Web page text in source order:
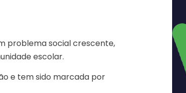
problema social crescente,
escolar.
e tem sido marcada por